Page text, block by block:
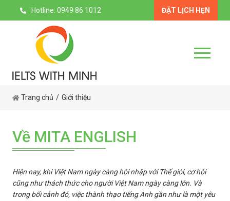
Hotline: 0949 86 1012 ĐẶT LỊCH HẸN
Trang chủ Giới thiệu
Về MITA ENGLISH
Hiện nay, khi Việt Nam ngày càng hội nhập với Thế giới, cơ hội
cũng như thách thức cho người Việt Nam ngày càng lớn. Và
trong bối cảnh đó, việc thành thạo tiếng Anh gần như là một yêu